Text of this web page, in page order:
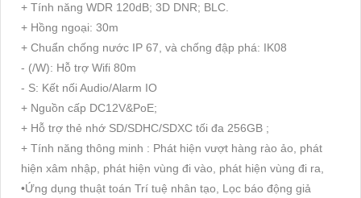
+ Tính năng WDR 120dB; 3D DNR; BLC.
+ Hồng ngoại: 30m
+ Chuẩn chống nước IP 67, và chống đập phá: IK08
- (/W): Hỗ trợ Wifi 80m
- S: Kết nối Audio/Alarm IO
+ Nguồn cấp DC12V&PoE;
+ Hỗ trợ thẻ nhớ SD/SDHC/SDXC tối đa 256GB ;
+ Tính năng thông minh : Phát hiện vượt hàng rào ảo, phát
hiện xâm nhập, phát hiện vùng đi vào, phát hiện vùng đi ra,
•Ứng dụng thuật toán Trí tuệ nhân tạo, Lọc báo động giả